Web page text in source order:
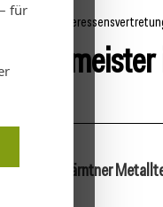
für
hat die Kärntner